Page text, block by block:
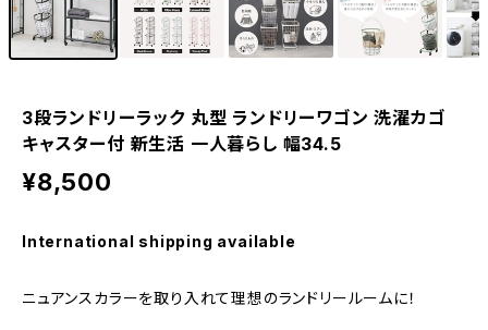
3段ランドリーラック 丸型 ランドリーワゴン 洗濯カゴ
キャスター付 新生活 一人暮らし 幅34.5
¥8,500
International shipping available
ニュアンスカラーを取り入れて理想のランドリールームに！